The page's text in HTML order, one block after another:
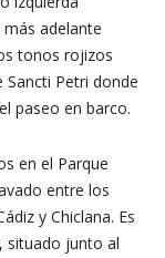
adelante
tonos rojizos
Petri donde
paseo en barco.
en el Parque
entre los
y Chiclana. Es
situado junto al